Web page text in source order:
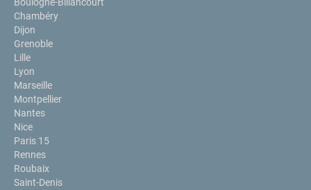
Chambéry
Dijon
Grenoble
Lille
Lyon
Marseille
Montpellier
Nantes
Nice
Paris 15
Rennes
Roubaix
Saint-Denis